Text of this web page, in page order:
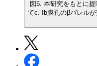
図5. 本研究をもとに
てc. Ib膜孔のβバレル